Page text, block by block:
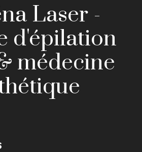
Laser -
d'épilation
médecine